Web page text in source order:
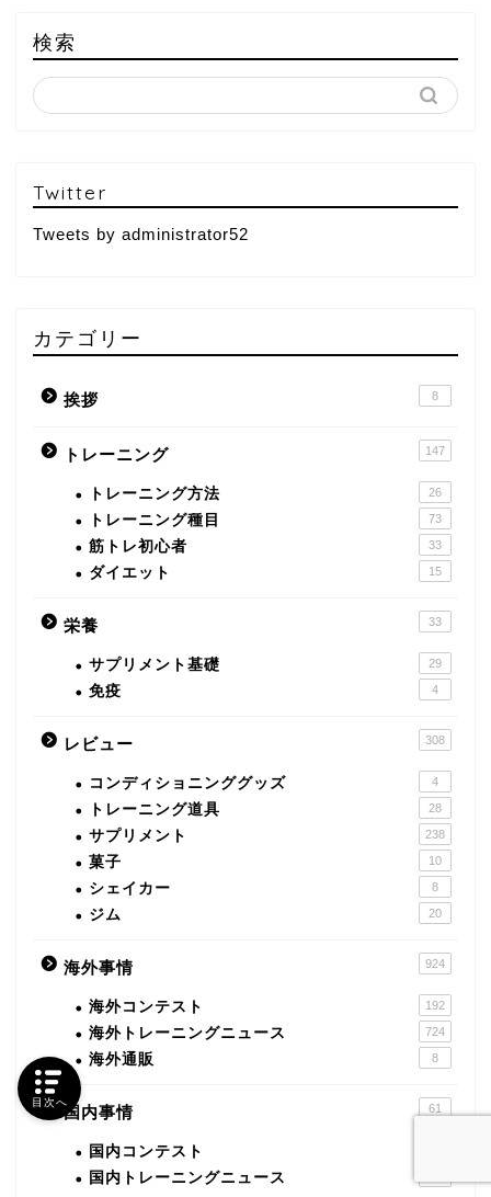
検索
Twitter
Tweets by administrator52
カテゴリー
挨拶 8
トレーニング 147
トレーニング方法 26
トレーニング種目 73
筋トレ初心者 33
ダイエット 15
栄養 33
サプリメント基礎 29
免疫 4
レビュー 308
コンディショニンググッズ 4
トレーニング道具 28
サプリメント 238
菓子 10
シェイカー 8
ジム 20
海外事情 924
海外コンテスト 192
海外トレーニングニュース 724
海外通販 8
国内事情 61
国内コンテスト
国内トレーニングニュース
目次へ